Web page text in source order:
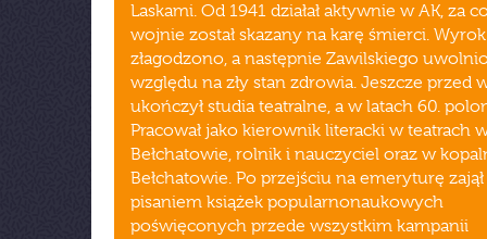
Laskami. Od 1941 działał aktywnie w AK, za
wojnie został skazany na karę śmierci. Wyrok
złagodzono, a następnie Zawilskiego
względu na zły stan zdrowia. Jeszcze przed
ukończył studia teatralne, a w latach 60.
Pracował jako kierownik literacki w teatrach
Bełchatowie, rolnik i nauczyciel oraz w
Bełchatowie. Po przejściu na emeryturę zajął
pisaniem książek popularnonaukowych
poświęconych przede wszystkim kampanii